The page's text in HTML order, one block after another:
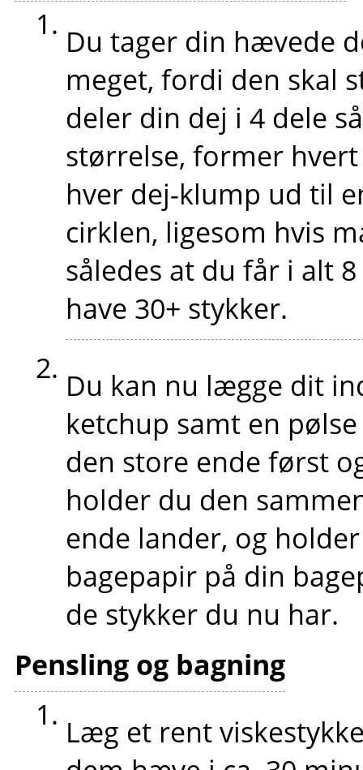
Du tager din hævede
meget, fordi den skal
deler din dej i 4 dele
størrelse, former
hver dej-klump ud til
cirklen, ligesom hvis
således at du får i alt
have 30+ stykker.
Du kan nu lægge dit
ketchup samt en
den store ende først
holder du den
ende lander, og
bagepapir på din
de stykker du nu har.
Pensling og bagning
Læg et rent